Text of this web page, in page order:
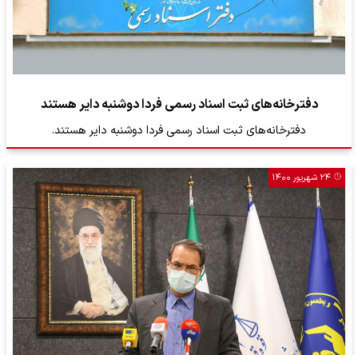
دفترخانه‌های ثبت اسناد رسمی فردا دوشنبه دایر هستند
دفترخانه‌های ثبت اسناد رسمی فردا دوشنبه دایر هستند.
۲۴ شهریور ۱۴۰۰